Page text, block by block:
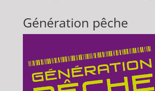
Génération pêche